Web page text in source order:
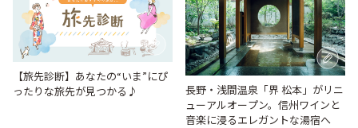
【旅先診断】あなたの“いま”にぴ
ったりな旅先が見つかる♪
長野・浅間温泉「界 松本」がリニ
ューアルオープン。信州ワインと
音楽に浸るエレガントな湯宿へ